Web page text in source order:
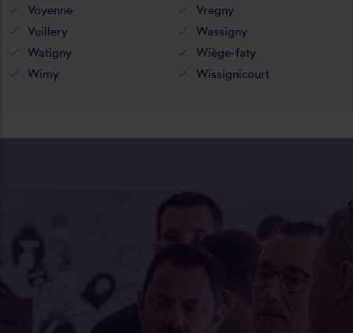
Voyenne
Vregny
Vuillery
Wassigny
Watigny
Wiège-faty
Wimy
Wissignicourt